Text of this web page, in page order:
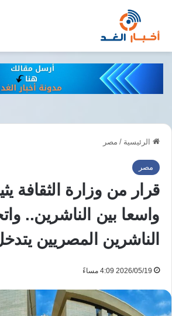
الرئيسية / مصر
مصر
قرار من وزارة الثقافة
واسعا بين الناشرين..
الناشرين المصريين
2026/05/19 4:09 مساءً